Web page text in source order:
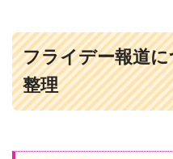
フライデー報道
整理